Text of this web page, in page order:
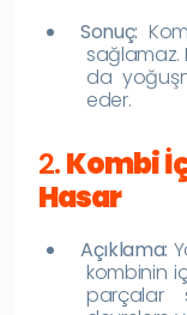
Sonuç:
sağlamaz.
da
eder.
2.Kombi
Hasar
Açıklama:
kombinin
parçalar